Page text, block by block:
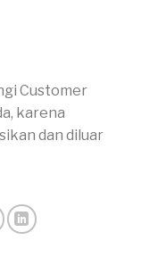
Customer
karena
dan diluar